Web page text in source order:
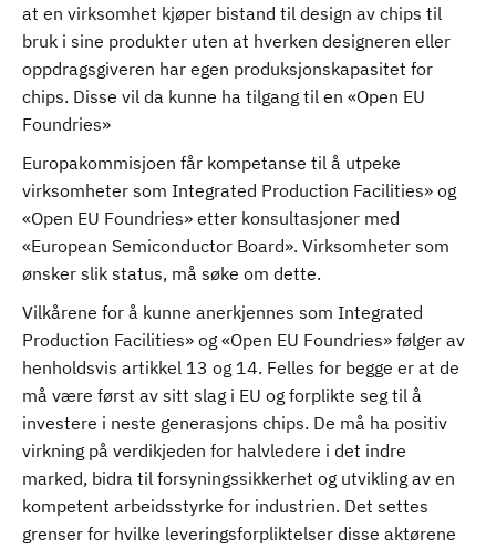
at en virksomhet kjøper bistand til design av chips til
bruk i sine produkter uten at hverken designeren eller
oppdragsgiveren har egen produksjonskapasitet for
chips. Disse vil da kunne ha tilgang til en «Open EU
Foundries»
Europakommisjoen får kompetanse til å utpeke
virksomheter som Integrated Production Facilities» og
«Open EU Foundries» etter konsultasjoner med
«European Semiconductor Board». Virksomheter som
ønsker slik status, må søke om dette.
Vilkårene for å kunne anerkjennes som Integrated
Production Facilities» og «Open EU Foundries» følger av
henholdsvis artikkel 13 og 14. Felles for begge er at de
må være først av sitt slag i EU og forplikte seg til å
investere i neste generasjons chips. De må ha positiv
virkning på verdikjeden for halvledere i det indre
marked, bidra til forsyningssikkerhet og utvikling av en
kompetent arbeidsstyrke for industrien. Det settes
grenser for hvilke leveringsforpliktelser disse aktørene